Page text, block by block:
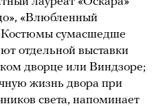
«Влюбленный
Костюмы сумасшедше
отдельной выставки
дворце или Виндзоре;
жизнь двора при
света, напоминает